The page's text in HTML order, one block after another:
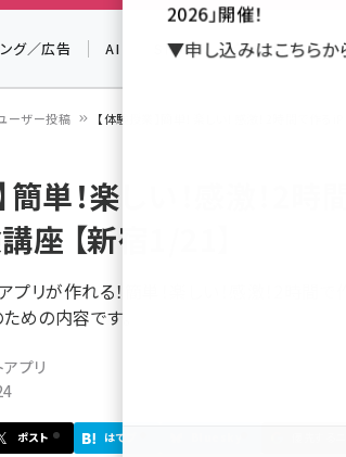
グ／広告 AI SNS アクセス解析／デー
ーザー投稿 【体験授業】簡単！楽しい！感激！2時間で作る
簡単！楽しい！感激！2
座 【新宿1/21】
リが作れる！簡単！楽しい！感激！2時間
めの内容です。
プリ
ポスト はてブ
2026」開催！
▼申し込みはこちら